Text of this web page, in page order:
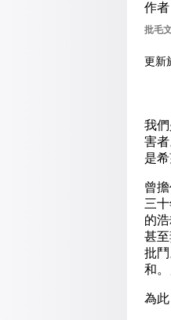
作者
批毛
更新
我
害
是
曾
三
的
甚
批
和。
為